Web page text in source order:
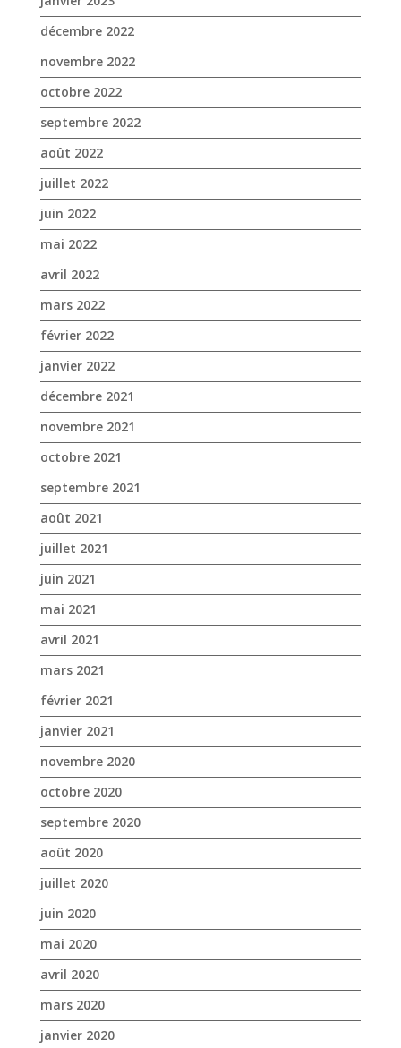
décembre 2022
novembre 2022
octobre 2022
septembre 2022
août 2022
juillet 2022
juin 2022
mai 2022
avril 2022
mars 2022
février 2022
janvier 2022
décembre 2021
novembre 2021
octobre 2021
septembre 2021
août 2021
juillet 2021
juin 2021
mai 2021
avril 2021
mars 2021
février 2021
janvier 2021
novembre 2020
octobre 2020
septembre 2020
août 2020
juillet 2020
juin 2020
mai 2020
avril 2020
mars 2020
janvier 2020